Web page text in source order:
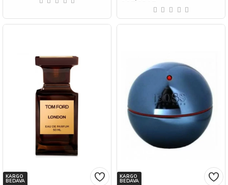
KARGO
BEDAVA
KARGO
BEDAVA